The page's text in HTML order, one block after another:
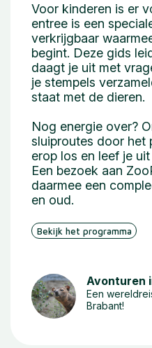
Voor kinderen is er
entree is een
verkrijgbaar
begint. Deze gids
daagt je uit met
je stempels
staat met de dieren.
Nog energie over?
sluiproutes door het
erop los en leef je
Een bezoek aan
daarmee een
en oud.
Bekijk het programma
Avonturen
Een
Brabant!